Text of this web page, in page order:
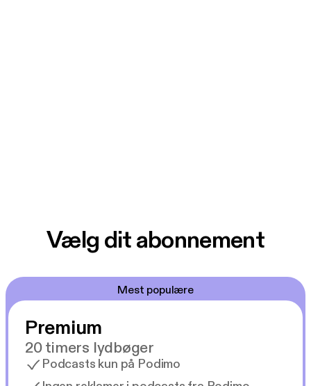
Vælg dit abonnement
Mest populære
Premium
20 timers lydbøger
Podcasts kun på Podimo